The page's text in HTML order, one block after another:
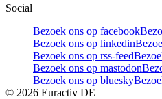
Social
Bezoek ons op facebook
Bezoek ons op linkedin
Bezoek ons op rss-feed
Bezoek ons op mastodon
Bezoek ons op bluesky
© 2026 Euractiv DE